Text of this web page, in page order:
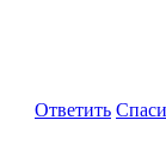
Ответить